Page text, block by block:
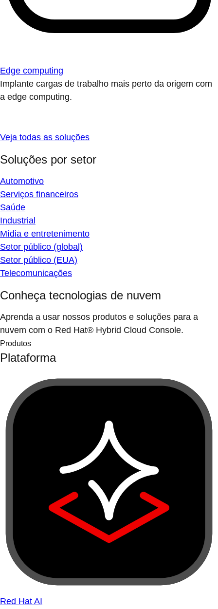
Edge computing
Implante cargas de trabalho mais perto da origem com
a edge computing.
Veja todas as soluções
Soluções por setor
Automotivo
Serviços financeiros
Saúde
Industrial
Mídia e entretenimento
Setor público (global)
Setor público (EUA)
Telecomunicações
Conheça tecnologias de nuvem
Aprenda a usar nossos produtos e soluções para a
nuvem com o Red Hat® Hybrid Cloud Console.
Produtos
Plataforma
Red Hat AI